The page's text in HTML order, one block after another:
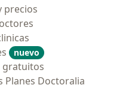
precios
nuevo
gratuitos
Planes Doctoralia